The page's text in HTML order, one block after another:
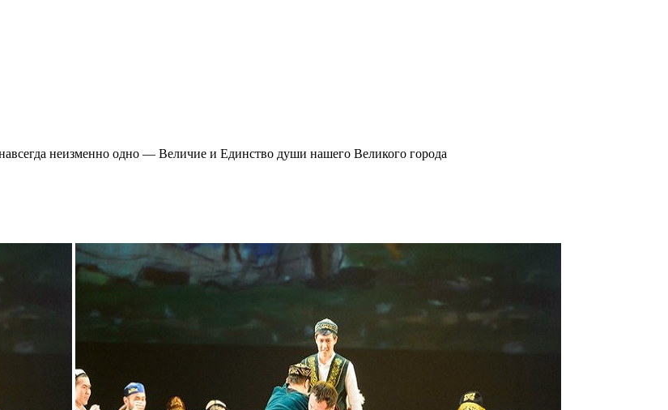
неизменно одно — Величие и Единство души нашего Великого города